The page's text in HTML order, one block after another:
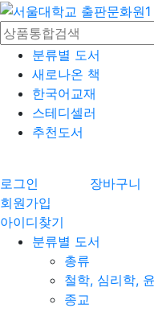
분류별 도서
새로나온 책
한국어교재
스테디셀러
추천도서
로그인 장바구니
회원가입
아이디찾기
분류별 도서
총류
철학, 심리학,
종교